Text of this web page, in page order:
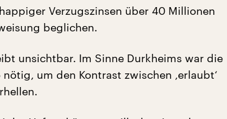
Verzugszinsen über 40 Millionen
beglichen.
unsichtbar. Im Sinne Durkheims war die
um den Kontrast zwischen ‚erlaubt‘